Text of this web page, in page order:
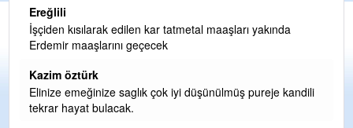
Ereğlili
Tebrikler başkanım ve yönetim kurulu, güzel bir
hizmet.Ereğlimizin terası sayenizde huzur ve ahlak bulacak
Halil Aydın
Birol Şahin ülke hizmetine çeyrek asır damgasını vurmuş